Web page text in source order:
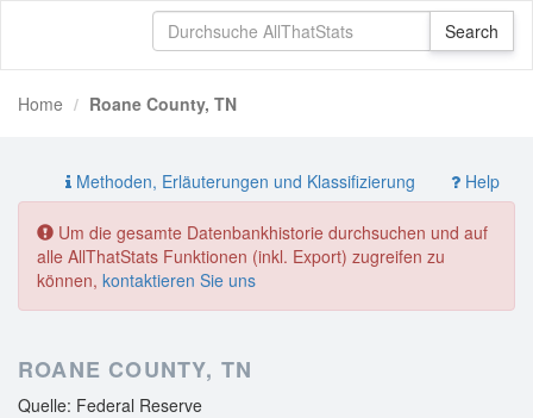
Home Roane County, TN
Methoden, Erläuterungen und Klassifizierung Help
Um die gesamte Datenbankhistorie durchsuchen und auf
alle AllThatStats Funktionen (inkl. Export) zugreifen zu
können, kontaktieren Sie uns
ROANE COUNTY, TN
Quelle: Federal Reserve